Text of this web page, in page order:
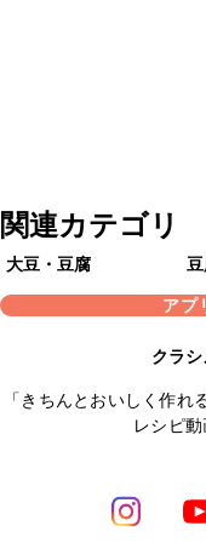
関連カテゴリ
大豆・豆腐
アプ
クラ
「きちんとおいしく作
レシピ